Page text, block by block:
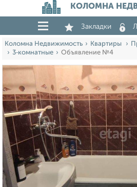
КОЛОМНА
Закладки
Коломна Недвижимость Квартиры
3‑комнатные
Объявление №4